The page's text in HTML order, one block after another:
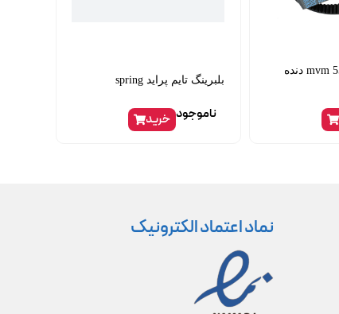
تسمه تایم mvm 550 hbn دنده
بلبرینگ تایم پراید spring
ناموجود خرید
نماد اعتماد الکترونیک